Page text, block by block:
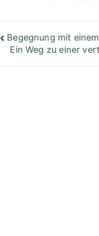
Begegnung mit
Ein Weg zu einer